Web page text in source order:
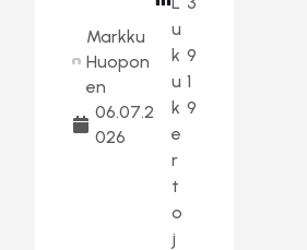
Markku
Huopon
en
06.07.2
026
u
k
u
k
e
r
t
o
j
9
1
9